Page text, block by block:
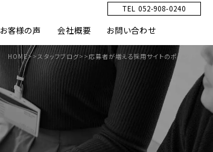
お客様の声 会社概要 お問い合わせ
TEL 052-908-0240
HOME>>スタッフブログ>>応募者が増える採用サイトのポイント